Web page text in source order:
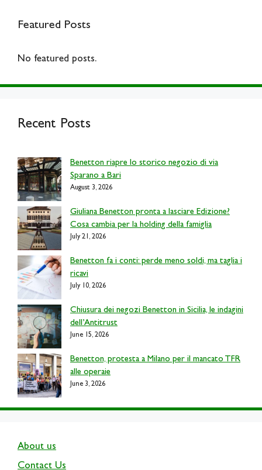
Featured Posts
No featured posts.
Recent Posts
Benetton riapre lo storico negozio di via
Sparano a Bari
August 3, 2026
Giuliana Benetton pronta a lasciare Edizione?
Cosa cambia per la holding della famiglia
July 21, 2026
Benetton fa i conti: perde meno soldi, ma taglia i
ricavi
July 10, 2026
Chiusura dei negozi Benetton in Sicilia, le indagini
dell’Antitrust
June 15, 2026
Benetton, protesta a Milano per il mancato TFR
alle operaie
June 3, 2026
About us
Contact Us